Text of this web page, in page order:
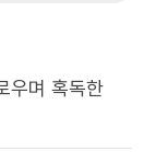
우며 혹독한